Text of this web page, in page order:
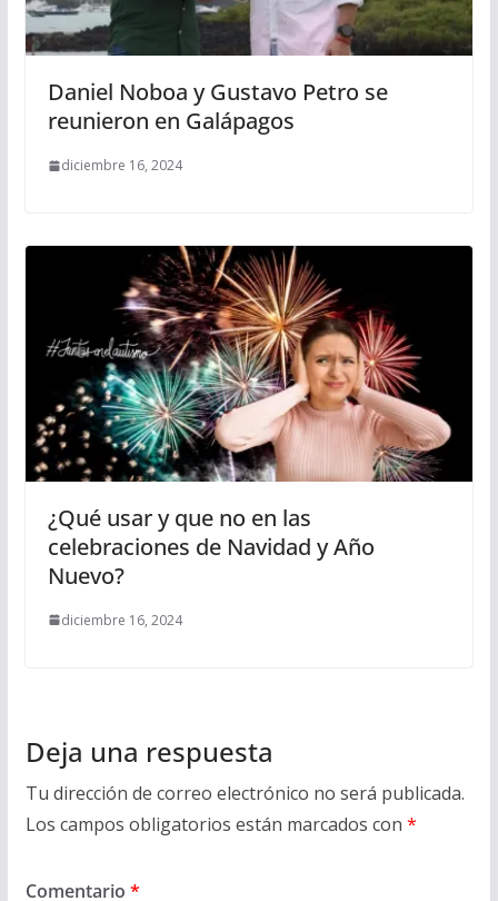
Daniel Noboa y Gustavo Petro se
reunieron en Galápagos
diciembre 16, 2024
¿Qué usar y que no en las
celebraciones de Navidad y Año
Nuevo?
diciembre 16, 2024
Deja una respuesta
Tu dirección de correo electrónico no será publicada.
Los campos obligatorios están marcados con *
Comentario *